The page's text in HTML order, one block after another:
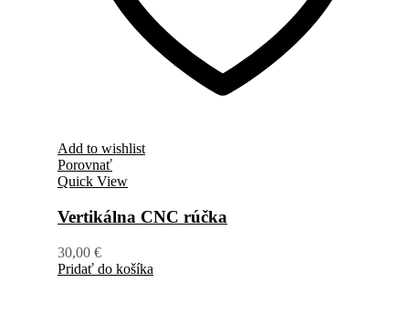
Add to wishlist
Porovnať
Quick View
Vertikálna CNC rúčka
30,00 €
Pridať do košíka